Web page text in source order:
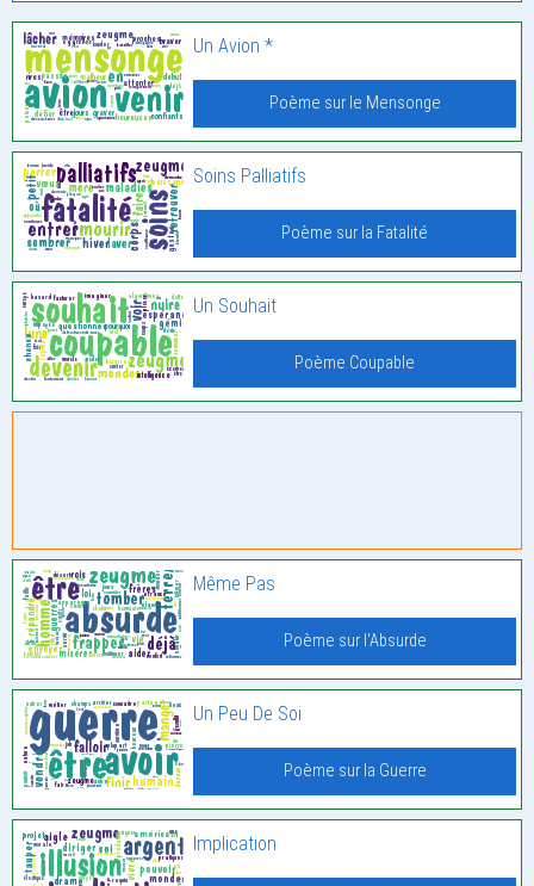
Un Avion *
Poème sur le Mensonge
Soins Palliatifs
Poème sur la Fatalité
Un Souhait
Poème Coupable
Même Pas
Poème sur l'Absurde
Un Peu De Soi
Poème sur la Guerre
Implication